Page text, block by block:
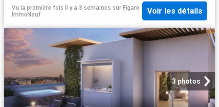
Vu la première fois il y a 3 semaines sur Figaro
ImmoNeuf
Voir les détails
3 photos